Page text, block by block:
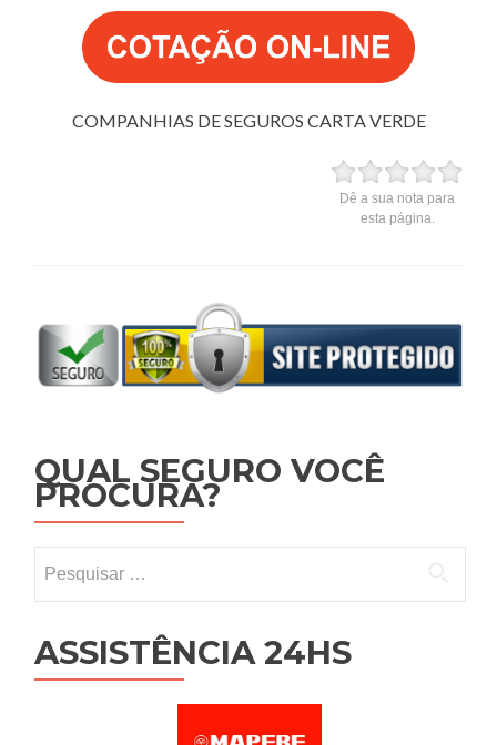
COMPANHIAS DE SEGUROS CARTA VERDE
Dê a sua nota para
esta página.
QUAL SEGURO VOCÊ
PROCURA?
ASSISTÊNCIA 24HS